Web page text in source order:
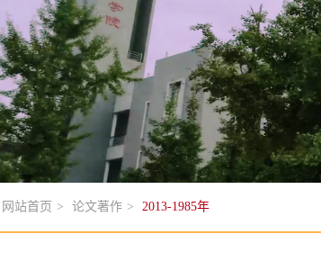
网站首页 > 论文著作 > 2013-1985年